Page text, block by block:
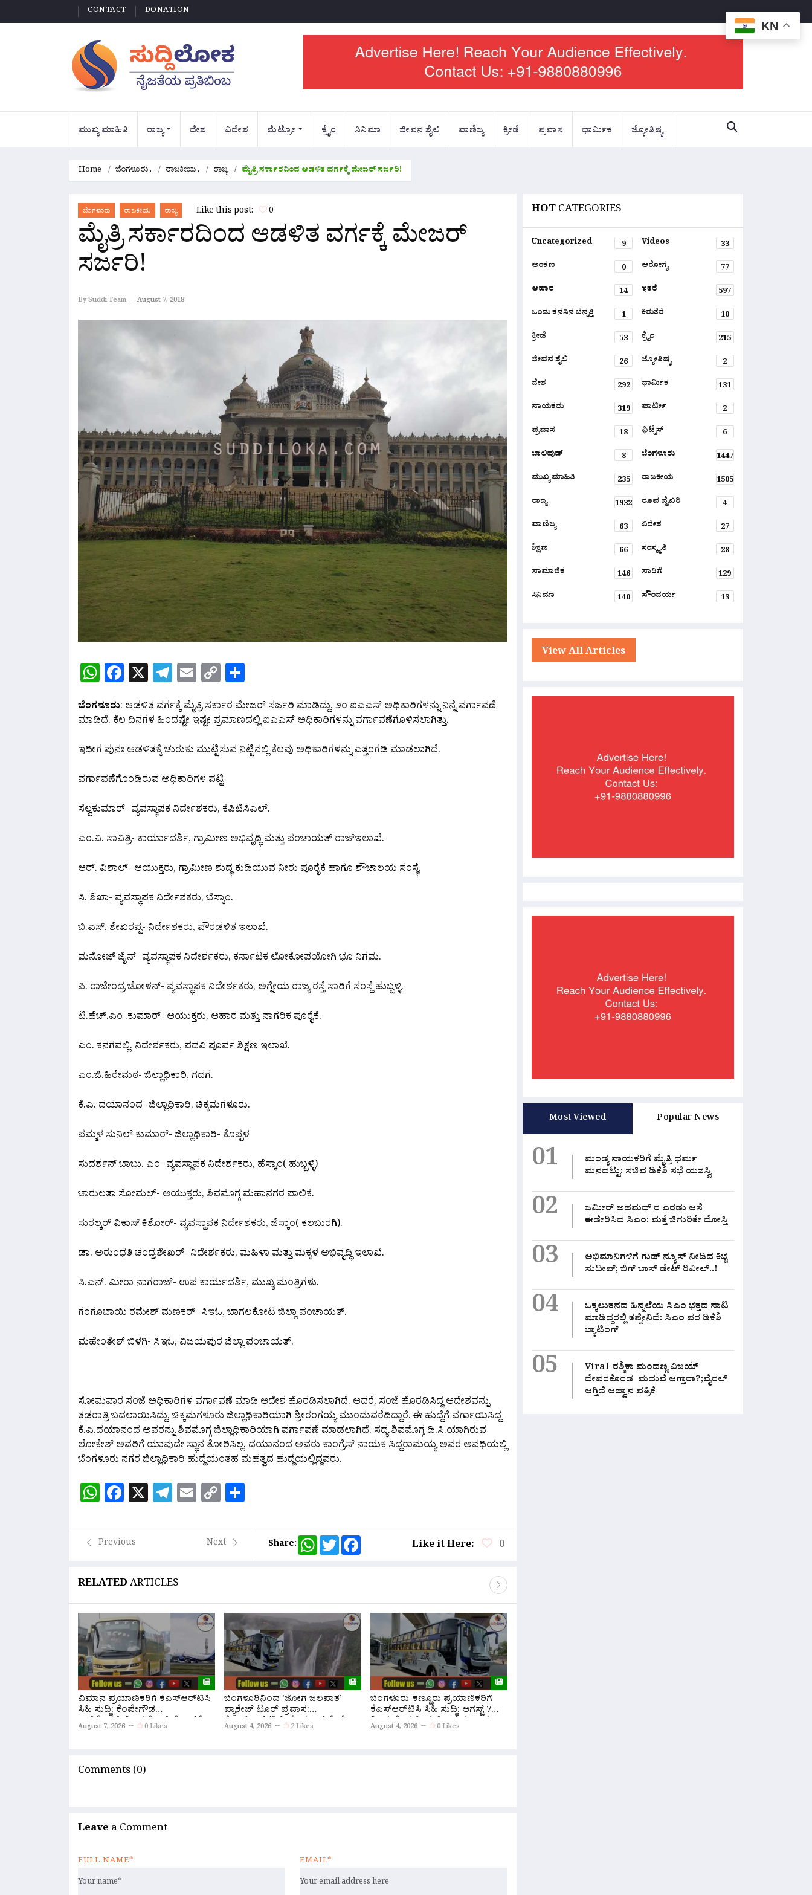
CONTACT DONATION
ಮುಖ್ಯ ಮಾಹಿತಿ ರಾಜ್ಯ ದೇಶ ವಿದೇಶ ಮೆಟ್ರೋ ಕ್ರೈಂ ಸಿನಿಮಾ ಜೀವನ ಶೈಲಿ ವಾಣಿಜ್ಯ ಕ್ರೀಡೆ ಪ್ರವಾಸ ಧಾರ್ಮಿಕ ಜ್ಯೋತಿಷ್ಯ
Home ಬೆಂಗಳೂರು, ರಾಜಕೀಯ, ರಾಜ್ಯ ಮೈತ್ರಿ ಸರ್ಕಾರದಿಂದ ಆಡಳಿತ ವರ್ಗಕ್ಕೆ ಮೇಜರ್ ಸರ್ಜರಿ!
ಬೆಂಗಳೂರು ರಾಜಕೀಯ ರಾಜ್ಯ Like this post: 0
ಮೈತ್ರಿ ಸರ್ಕಾರದಿಂದ ಆಡಳಿತ ವರ್ಗಕ್ಕೆ ಮೇಜರ್
ಸರ್ಜರಿ!
By Suddi Team August 7, 2018
WhatsApp
Facebook
X Telegram
Email
Copy
Link
ಬೆಂಗಳೂರು: ಆಡಳಿತ ವರ್ಗಕ್ಕೆ ಮೈತ್ರಿ ಸರ್ಕಾರ ಮೇಜರ್ ಸರ್ಜರಿ ಮಾಡಿದ್ದು, ೨೦ ಐಎಎಸ್‌ ಅಧಿಕಾರಿಗಳನ್ನು ನಿನ್ನೆ ವರ್ಗಾವಣೆ
ಮಾಡಿದೆ. ಕೆಲ ದಿನಗಳ ಹಿಂದಷ್ಟೇ ಇಷ್ಟೇ ಪ್ರಮಾಣದಲ್ಲಿ ಐಎಎಸ್‌ ಅಧಿಕಾರಿಗಳನ್ನು ವರ್ಗಾವಣೆಗೊಳಿಸಲಾಗಿತ್ತು.
ಇದೀಗ ಪುನಃ ಆಡಳಿತಕ್ಕೆ ಚುರುಕು ಮುಟ್ಟಿಸುವ ನಿಟ್ಟಿನಲ್ಲಿ ಕೆಲವು ಅಧಿಕಾರಿಗಳನ್ನು ಎತ್ತಂಗಡಿ ಮಾಡಲಾಗಿದೆ.
ವರ್ಗಾವಣೆಗೊಂಡಿರುವ ಅಧಿಕಾರಿಗಳ ಪಟ್ಟಿ
ಸೆಲ್ವಕುಮಾರ್- ವ್ಯವಸ್ಥಾಪಕ ನಿರ್ದೇಶಕರು, ಕೆಪಿಟಿಸಿಎಲ್.
ಎಂ‌.ವಿ. ಸಾವಿತ್ರಿ- ಕಾರ್ಯಾದರ್ಶಿ, ಗ್ರಾಮೀಣ ಅಭಿವೃದ್ಧಿ ಮತ್ತು ಪಂಚಾಯತ್ ರಾಜ್‌ಇಲಾಖೆ.
ಆರ್. ವಿಶಾಲ್- ಆಯುಕ್ತರು, ಗ್ರಾಮೀಣ ಶುದ್ಧ ಕುಡಿಯುವ ನೀರು ಪೂರೈಕೆ ಹಾಗೂ ಶೌಚಾಲಯ ಸಂಸ್ಥೆ.
ಸಿ. ಶಿಖಾ- ವ್ಯವಸ್ಥಾಪಕ ನಿರ್ದೇಶಕರು, ಬೆಸ್ಕಾಂ.
ಬಿ.ಎಸ್. ಶೇಖರಪ್ಪ- ನಿರ್ದೇಶಕರು, ಪೌರಡಳಿತ ಇಲಾಖೆ.
ಮನೋಜ್ ಜೈನ್- ವ್ಯವಸ್ಥಾಪಕ ನಿದೇರ್ಶಕರು, ಕರ್ನಾಟಕ ಲೋಕೋಪಯೋಗಿ ಭೂ ನಿಗಮ.
ಪಿ. ರಾಜೇಂದ್ರ ಚೋಳನ್- ವ್ಯವಸ್ಥಾಪಕ ನಿದೇರ್ಶಕರು, ಅಗ್ನೇಯ ರಾಜ್ಯ ರಸ್ತೆ ಸಾರಿಗೆ ಸಂಸ್ಥೆ ಹುಬ್ಬಳ್ಳಿ.
ಟಿ.ಹೆಚ್.ಎಂ .ಕುಮಾರ್- ಆಯುಕ್ತರು, ಆಹಾರ ಮತ್ತು ನಾಗರಿಕ ಪೂರೈಕೆ.
ಎಂ. ಕನಗವಲ್ಲಿ. ನಿದೇರ್ಶಕರು, ಪದವಿ ಪೂರ್ವ ಶಿಕ್ಷಣ ಇಲಾಖೆ.
ಎಂ.ಜಿ.ಹಿರೇಮಠ- ಜಿಲ್ಲಾಧಿಕಾರಿ, ಗದಗ.
ಕೆ.ಎ. ದಯಾನಂದ- ಜಿಲ್ಲಾಧಿಕಾರಿ, ಚಿಕ್ಕಮಗಳೂರು.
ಪಮ್ಮಳ ಸುನಿಲ್ ಕುಮಾರ್- ಜಿಲ್ಲಾಧಿಕಾರಿ- ಕೊಪ್ಪಳ
ಸುದರ್ಶನ್ ಬಾಬು. ಎಂ- ವ್ಯವಸ್ಥಾಪಕ ನಿದೇರ್ಶಕರು, ಹೆಸ್ಕಾಂ( ಹುಬ್ಬಳ್ಳಿ)
ಚಾರುಲತಾ ಸೋಮಲ್- ಆಯುಕ್ತರು, ಶಿವಮೊಗ್ಗ ಮಹಾನಗರ ಪಾಲಿಕೆ.
ಸುರಲ್ಕರ್ ವಿಕಾಸ್ ಕಿಶೋರ್- ವ್ಯವಸ್ಥಾಪಕ ನಿರ್ದೇಶಕರು, ಜೆಸ್ಕಾಂ( ಕಲಬುರಗಿ).
ಡಾ. ಅರುಂಧತಿ ಚಂದ್ರಶೇಖರ್- ನಿದೇರ್ಶಕರು, ಮಹಿಳಾ ಮತ್ತು ಮಕ್ಕಳ ಅಭಿವೃದ್ಧಿ ಇಲಾಖೆ.
ಸಿ.ಎನ್. ಮೀರಾ ನಾಗರಾಜ್- ಉಪ ಕಾರ್ಯದರ್ಶಿ, ಮುಖ್ಯ ಮಂತ್ರಿಗಳು.
ಗಂಗೂಬಾಯಿ ರಮೇಶ್ ಮಣಕರ್- ಸಿಇಓ, ಬಾಗಲಕೋಟ ಜಿಲ್ಲಾ ಪಂಚಾಯತ್.
ಮಹೇಂತೇಶ್ ಬಿಳಗಿ- ಸಿಇಓ, ವಿಜಯಪುರ ಜಿಲ್ಲಾ ಪಂಚಾಯತ್.
ಸೋಮವಾರ ಸಂಜೆ ಅಧಿಕಾರಿಗಳ ವರ್ಗಾವಣೆ ಮಾಡಿ ಆದೇಶ ಹೊರಡಿಸಲಾಗಿದೆ. ಆದರೆ, ಸಂಜೆ ಹೊರಡಿಸಿದ್ದ ಆದೇಶವನ್ನು
ತಡರಾತ್ರಿ ಬದಲಾಯಿಸಿದ್ದು, ಚಿಕ್ಕಮಗಳೂರು ಜಿಲ್ಲಾಧಿಕಾರಿಯಾಗಿ ಶ್ರೀರಂಗಯ್ಯ ಮುಂದುವರೆದಿದ್ದಾರೆ. ಈ ಹುದ್ದೆಗೆ ವರ್ಗಾಯಿಸಿದ್ದ
ಕೆ.ಎ.ದಯಾನಂದ ಅವರನ್ನು ಶಿವಮೊಗ್ಗ ಜಿಲ್ಲಾಧಿಕಾರಿಯಾಗಿ ವರ್ಗಾವಣೆ ಮಾಡಲಾಗಿದೆ. ಸದ್ಯ ಶಿವಮೊಗ್ಗ ಡಿ.ಸಿ.ಯಾಗಿರುವ
ಲೋಕೇಶ್ ಅವರಿಗೆ ಯಾವುದೇ ಸ್ಥಾನ ತೋರಿಸಿಲ್ಲ. ದಯಾನಂದ ಅವರು ಕಾಂಗ್ರೆಸ್ ನಾಯಕ ಸಿದ್ದರಾಮಯ್ಯ ಅವರ ಅವಧಿಯಲ್ಲಿ
ಬೆಂಗಳೂರು ನಗರ ಜಿಲ್ಲಾಧಿಕಾರಿ ಹುದ್ದೆಯಂತಹ ಮಹತ್ವದ ಹುದ್ದೆಯಲ್ಲಿದ್ದವರು.
WhatsApp
Facebook
X Telegram
Email
Copy
Link
Previous Next Share: WhatsApp
TwitterFacebook Like it Here: 0
RELATEDARTICLES
ವಿಮಾನ ಪ್ರಯಾಣಿಕರಿಗೆ ಕೆಎಸ್‌ಆರ್‌ಟಿಸಿ
ಸಿಹಿ ಸುದ್ದಿ: ಕೆಂಪೇಗೌಡ
ಏರ್‌ಪೋರ್ಟ್‌ನಿಂದ ಕೋಯಿಕೋಡ್‌ಗೆ
ನೇರ ‘ಫ್ಲೈ ಬಸ್’ ಸಾರಿಗೆ ಆರಂಭ!
August 7, 2026 0 Likes
ಬೆಂಗಳೂರಿನಿಂದ ‘ಜೋಗ ಜಲಪಾತ’
ಪ್ಯಾಕೇಜ್ ಟೂರ್ ಪ್ರವಾಸ:
ಕೆ.ಎಸ್.ಆರ್.ಟಿ.ಸಿ ಹೊಸ ಬಸ್ ಸೇವೆ
ಆರಂಭ
August 4, 2026 2 Likes
ಬೆಂಗಳೂರು-ಕಣ್ಣೂರು ಪ್ರಯಾಣಿಕರಿಗೆ
ಕೆಎಸ್‌ಆರ್‌ಟಿಸಿ ಸಿಹಿ ಸುದ್ದಿ: ಆಗಸ್ಟ್ 7
ರಿಂದ ಹೊಸ ಸ್ಲೀಪರ್ ಬಸ್ ಸಂಚಾರ
ಆರಂಭ; ಇಲ್ಲಿದೆ ಸಮಯ, ದರದ ಪಟ್ಟಿ!
August 4, 2026 0 Likes
Comments (0)
Leave a Comment
FULL NAME* EMAIL*
HOTCATEGORIES
Uncategorized 9 Videos
33
ಅಂಕಣ
0 ಆರೋಗ್ಯ
77
ಆಹಾರ
14 ಇತರೆ
597
ಒಂದು ಕನಸಿನ ಬೆನ್ನತ್ತಿ
1 ಕಿರುತೆರೆ
10
ಕ್ರೀಡೆ
53 ಕ್ರೈಂ
215
ಜೀವನ ಶೈಲಿ
26 ಜ್ಯೋತಿಷ್ಯ
2
ದೇಶ
292 ಧಾರ್ಮಿಕ
131
ನಾಯಕರು
319 ಪಾರ್ಟೀ
2
ಪ್ರವಾಸ
18 ಫ಼ಿಟ್ನೆಸ್
6
ಬಾಲಿವುಡ್
8 ಬೆಂಗಳೂರು
1447
ಮುಖ್ಯ ಮಾಹಿತಿ
235 ರಾಜಕೀಯ
1505
ರಾಜ್ಯ
1932 ರೂಪ ವೈಖರಿ
4
ವಾಣಿಜ್ಯ
63 ವಿದೇಶ
27
ಶಿಕ್ಷಣ
66 ಸಂಸ್ಕೃತಿ
28
ಸಾಮಾಜಿಕ
146 ಸಾರಿಗೆ
129
ಸಿನಿಮಾ
140 ಸೌಂದರ್ಯ 13
View All Articles
Most Viewed Popular News
01
ಮಂಡ್ಯ ನಾಯಕರಿಗೆ ಮೈತ್ರಿ ಧರ್ಮ
ಮನದಟ್ಟು: ಸಚಿವ ಡಿಕೆಶಿ ಸಭೆ ಯಶಸ್ವಿ
02
ಜಮೀರ್ ಅಹಮದ್ ರ ಎರಡು ಆಸೆ
ಈಡೇರಿಸಿದ ಸಿಎಂ: ಮತ್ತೆ ಚಿಗುರಿತೇ ದೋಸ್ತಿ
03
ಅಭಿಮಾನಿಗಳಿಗೆ ಗುಡ್ ನ್ಯೂಸ್ ನೀಡಿದ ಕಿಚ್ಚ
ಸುದೀಪ್; ಬಿಗ್ ಬಾಸ್ ಡೇಟ್ ರಿವೀಲ್..!
04
ಒಕ್ಕಲುತನದ ಹಿನ್ನಲೆಯ ಸಿಎಂ ಭತ್ತದ ನಾಟಿ
ಮಾಡಿದ್ದರಲ್ಲಿ‌ ತಪ್ಪೇನಿದೆ: ಸಿಎಂ ಪರ ಡಿಕೆಶಿ
ಬ್ಯಾಟಿಂಗ್
05
Viral-ರಶ್ಮಿಕಾ ಮಂದಣ್ಣ ವಿಜಯ್
ದೇವರಕೊಂಡ ಮದುವೆ ಆಗ್ತಾರಾ?;ವೈರಲ್
ಆಗ್ತಿದೆ ಆಹ್ವಾನ ಪತ್ರಿಕೆ
KN